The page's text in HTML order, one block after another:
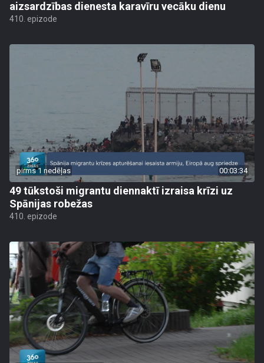
aizsardzības dienesta karavīru vecāku dienu
410. epizode
pirms 1 nedēļas 00:03:34
49 tūkstoši migrantu diennaktī izraisa krīzi uz
Spānijas robežas
410. epizode